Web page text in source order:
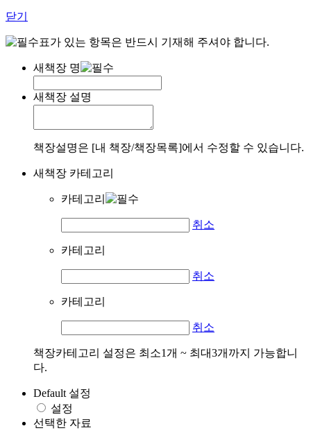
닫기
표가 있는 항목은 반드시 기재해 주셔야 합니다.
새책장 명
새책장 설명
책장설명은 [내 책장/책장목록]에서 수정할 수 있습니다.
새책장 카테고리
카테고리
취소
카테고리
취소
카테고리
취소
책장카테고리 설정은 최소1개 ~ 최대3개까지 가능합니
다.
Default 설정
설정
선택한 자료